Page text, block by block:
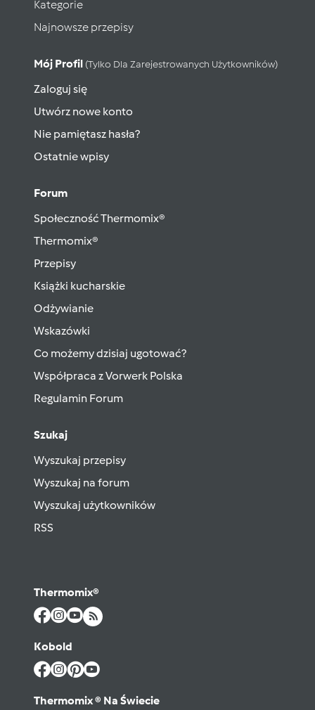
Kategorie
Najnowsze przepisy
Mój Profil (tylko Dla Zarejestrowanych Użytkowników)
Zaloguj się
Utwórz nowe konto
Nie pamiętasz hasła?
Ostatnie wpisy
Forum
Społeczność Thermomix®
Thermomix®
Przepisy
Książki kucharskie
Odżywianie
Wskazówki
Co możemy dzisiaj ugotować?
Współpraca z Vorwerk Polska
Regulamin Forum
Szukaj
Wyszukaj przepisy
Wyszukaj na forum
Wyszukaj użytkowników
RSS
Thermomix®
Kobold
Thermomix ® Na Świecie